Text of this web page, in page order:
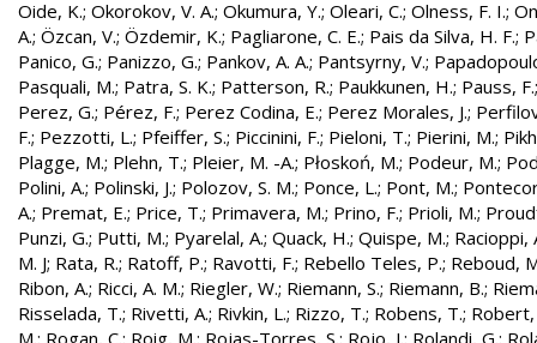
Oide, K.; Okorokov, V. A.; Okumura, Y.; Oleari, C.; Olness, F. I.;
A.; Özcan, V.; Özdemir, K.; Pagliarone, C. E.; Pais da Silva, H. F.;
Panico, G.; Panizzo, G.; Pankov, A. A.; Pantsyrny, V.;
Pasquali, M.; Patra, S. K.; Patterson, R.; Paukkunen, H.; Pauss, F.
Perez, G.; Pérez, F.; Perez Codina, E.; Perez Morales, J.;
F.; Pezzotti, L.; Pfeiffer, S.; Piccinini, F.; Pieloni, T.; Pierini, M.;
Plagge, M.; Plehn, T.; Pleier, M. -A.; Płoskoń, M.; Podeur, M.;
Polini, A.; Polinski, J.; Polozov, S. M.; Ponce, L.; Pont, M.;
A.; Premat, E.; Price, T.; Primavera, M.; Prino, F.; Prioli, M.;
Punzi, G.; Putti, M.; Pyarelal, A.; Quack, H.; Quispe, M.; Racioppi,
M. J; Rata, R.; Ratoff, P.; Ravotti, F.; Rebello Teles, P.; Reboud,
Ribon, A.; Ricci, A. M.; Riegler, W.; Riemann, S.; Riemann, B.;
Risselada, T.; Rivetti, A.; Rivkin, L.; Rizzo, T.; Robens, T.; Robert,
M.; Rogan, C.; Roig, M.; Rojas-Torres, S.; Rojo, J.; Rolandi, G.;